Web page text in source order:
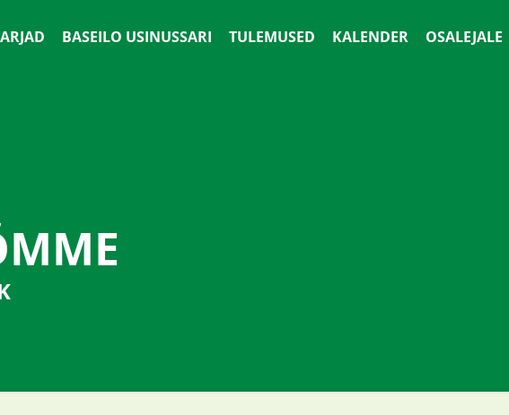
BASEILO USINUSSARI TULEMUSED KALENDER OSALEJALE